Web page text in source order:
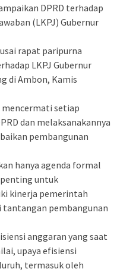
DPRD terhadap
(LKPJ) Gubernur
rapat paripurna
LKPJ Gubernur
di Ambon, Kamis
setiap
dan melaksanakannya
pembangunan
hanya agenda formal
untuk
kinerja pemerintah
tantangan pembangunan
anggaran yang saat
upaya efisiensi
termasuk oleh